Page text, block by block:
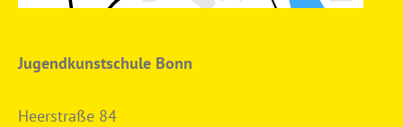
Jugendkunstschule Bonn
Heerstraße 84